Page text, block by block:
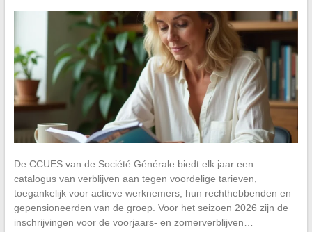
De CCUES van de Société Générale biedt elk jaar een
catalogus van verblijven aan tegen voordelige tarieven,
toegankelijk voor actieve werknemers, hun rechthebbenden en
gepensioneerden van de groep. Voor het seizoen 2026 zijn de
inschrijvingen voor de voorjaars- en zomerverblijven…